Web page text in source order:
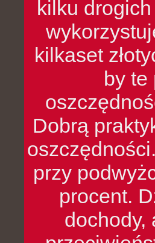
kilku
kilkaset
by te
Dobrą
przy
procent.
dochody,